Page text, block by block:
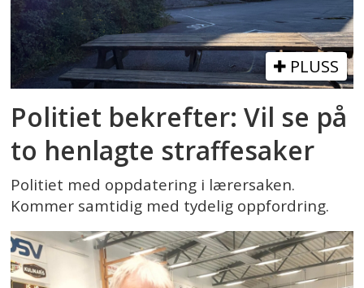
PLUSS
Politiet bekrefter: Vil se på
to henlagte straffesaker
Politiet med oppdatering i lærersaken.
Kommer samtidig med tydelig oppfordring.